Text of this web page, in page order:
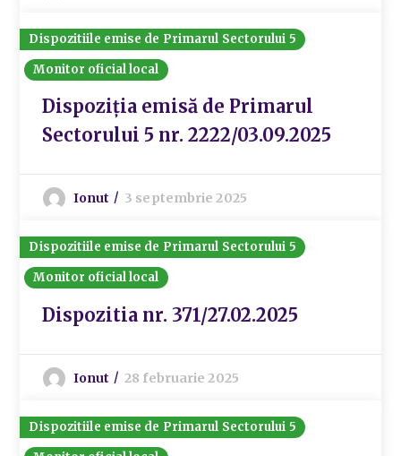
Dispozitiile emise de Primarul Sectorului 5
Monitor oficial local
Dispoziția emisă de Primarul
Sectorului 5 nr. 2222/03.09.2025
Ionut 3 septembrie 2025
Dispozitiile emise de Primarul Sectorului 5
Monitor oficial local
Dispozitia nr. 371/27.02.2025
Ionut 28 februarie 2025
Dispozitiile emise de Primarul Sectorului 5